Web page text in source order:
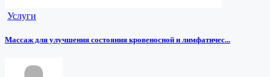
Услуги
Массаж для улучшения состояния кровеносной и лимфатичес...